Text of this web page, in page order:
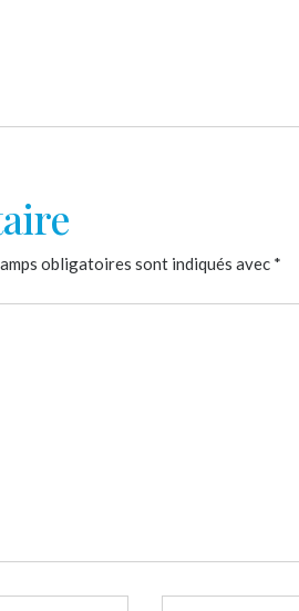
obligatoires sont indiqués avec *